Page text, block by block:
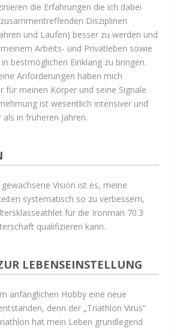
die Erfahrungen die ich dabei
Disziplinen
und Laufen) besser zu werden und
Arbeits- und Privatleben sowie
bestmöglichen Einklang zu bringen.
Anforderungen haben mich
für meinen Körper und seine Signale
ist wesentlich intensiver und
in früheren Jahren.
Vision ist es, meine
systematisch so zu verbessern,
für die Ironman 70.3
qualifizieren kann.
LEBENSEINSTELLUNG
anfänglichen Hobby eine neue
denn der „Triathlon Virus“
hat mein Leben grundlegend